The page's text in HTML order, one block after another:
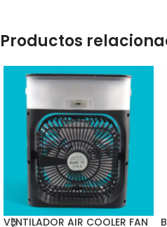
Productos
VENTILADOR AIR COOLER FAN